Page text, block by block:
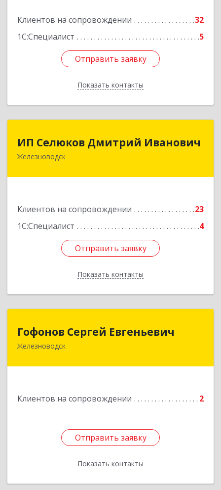
Клиентов на сопровождении
32
1С:Специалист
5
Отправить заявку
Показать контакты
Отправить заявку
Назад
ИП Селюков Дмитрий Иванович
Железноводск
Клиентов на сопровождении
23
1С:Специалист
4
Отправить заявку
Показать контакты
ИП Селюков Дмитрий Иванович
357400, Ставропольский край, Железноводск г,
Отправить заявку
Назад
Гофонов Сергей Евгеньевич
Железноводск
Клиентов на сопровождении 2
Отправить заявку
Показать контакты
Гофонов Сергей Евгеньевич
Отправить заявку
Назад